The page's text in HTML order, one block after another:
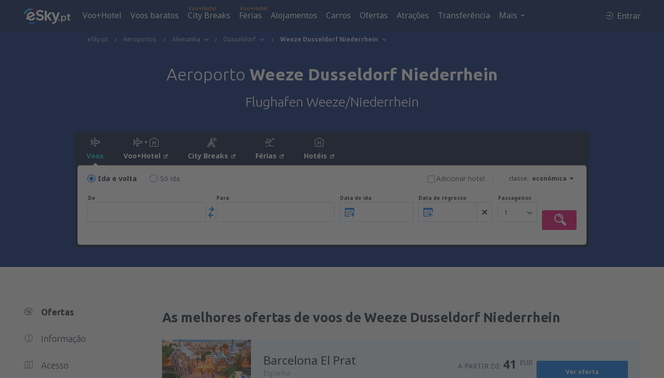
Voo+Hotel Voos baratos
Voo+Hotel
City Breaks
Voo+Hotel
Férias Alojamentos Carros Ofertas Atrações Transferência Mais Entrar
eSky.pt Aeroportos Alemanha Düsseldorf Weeze Dusseldorf Niederrhein
Aeroporto Weeze Dusseldorf Niederrhein
Flughafen Weeze/Niederrhein
Voos Voo+Hotel City Breaks Férias Hotéis
Ida e volta Só ida classe: económica
Adicionar hotel
De Para Data de ida Data de regresso Passageiros
1
Ofertas
Informação
Acesso
As melhores ofertas de voos de Weeze Dusseldorf Niederrhein
Barcelona El Prat
Espanha
A PARTIR DE 41 EUR
Ver oferta